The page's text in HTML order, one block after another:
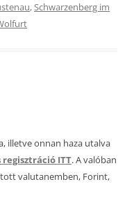
,Schwarzenberg im
illetve onnan haza utalva
regisztráció ITT. A valóban
valutanemben, Forint,